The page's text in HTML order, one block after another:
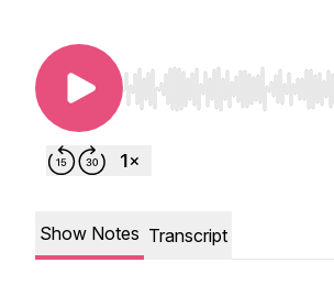
Use Left/Right to seek,
Show Notes Transcript